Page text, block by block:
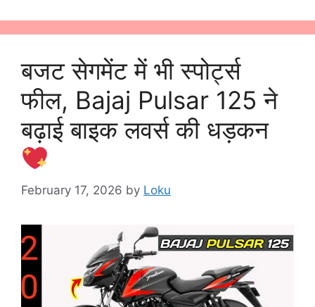
बजट सेगमेंट में भी स्पोर्ट्स
फील, Bajaj Pulsar 125 ने
बढ़ाई बाइक लवर्स की धड़कन
February 17, 2026 by Loku